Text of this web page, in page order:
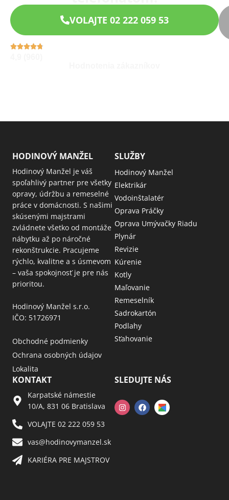
VOLAJTE 02 222 059 53
HODINOVÝ MANŽEL
Hodinový Manžel je váš
spoľahlivý partner pre všetky
opravy, údržbu a remeselné
práce v domácnosti. S našimi
skúsenými majstrami
zvládnete všetko od montáže
nábytku až po náročné
rekonštrukcie. Pracujeme
rýchlo, kvalitne a s úsmevom
– vaša spokojnosť je pre nás
prioritou.
Hodinový Manžel s.r.o.
IČO: 51726971
Obchodné podmienky
Ochrana osobných údajov
Lokalita
SLUŽBY
Hodinový Manžel
Elektrikár
Vodoinštalatér
Oprava Práčky
Oprava Umývačky Riadu
Plynár
Revizie
Kúrenie
Kotly
Maľovanie
Remeselník
Sadrokartón
Podlahy
Sťahovanie
KONTAKT
Karpatské námestie
10/A, 831 06 Bratislava
VOLAJTE 02 222 059 53​
vas@hodinovymanzel.sk​
KARIÉRA PRE MAJSTROV​
SLEDUJTE NÁS